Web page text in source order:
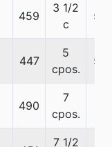
459
3 1/2
c
55
447
5
cpos.
55
490
7
cpos.
7 1/2